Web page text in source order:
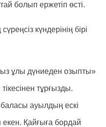
болып ержетіп өсті.
күндерінің бірі
ұлы дүниеден озыпты»
тұрғызды.
ауылдың ескі
Қайғыға бордай